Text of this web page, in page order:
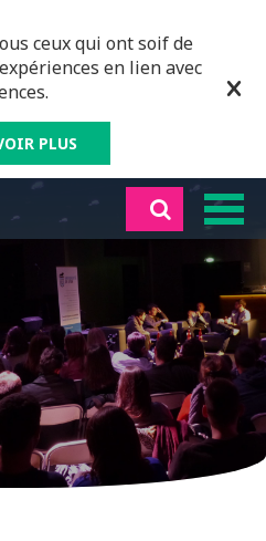
ceux qui ont soif de
en lien avec
PLUS